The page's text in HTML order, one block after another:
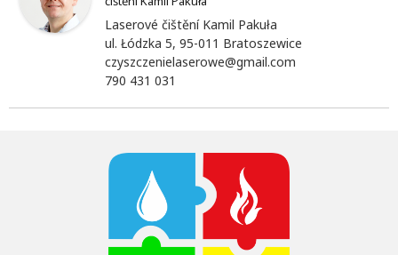
Laserové čištění Kamil Pakuła
ul. Łódzka 5, 95-011 Bratoszewice
czyszczenielaserowe@gmail.com
790 431 031